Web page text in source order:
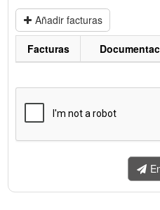
Añadir facturas
enviar.
Facturas